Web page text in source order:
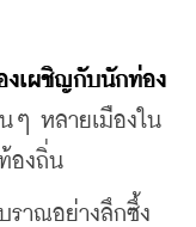
งเผชิญกับนักท่อง
ๆ หลายเมืองใน
องถิ่น
ราณอย่างลึกซึ้ง